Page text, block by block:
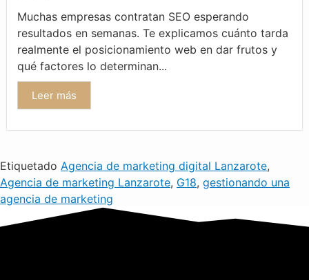
Muchas empresas contratan SEO esperando
resultados en semanas. Te explicamos cuánto tarda
realmente el posicionamiento web en dar frutos y
qué factores lo determinan...
Leer más
Etiquetado Agencia de marketing digital Lanzarote,
Agencia de marketing Lanzarote, G18, gestionando una
agencia de marketing